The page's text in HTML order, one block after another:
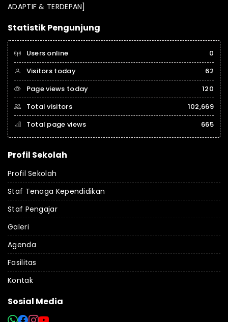
ADAPTIF & TERDEPAN]
Statistik Pengunjung
Users online
0
Visitors today
62
Page views today
120
Total visitors
102,669
Total page views
665
Profil Sekolah
Profil Sekolah
Staf Tenaga Kependidikan
Staf Pengajar
Galeri
Agenda
Fasilitas
Kontak
Sosial Media